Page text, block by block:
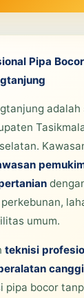
Pipa
umum.
teknisi
pipa bocor